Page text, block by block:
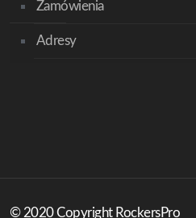
Zamówienia
Adresy
© 2020 Copyright RockersPro